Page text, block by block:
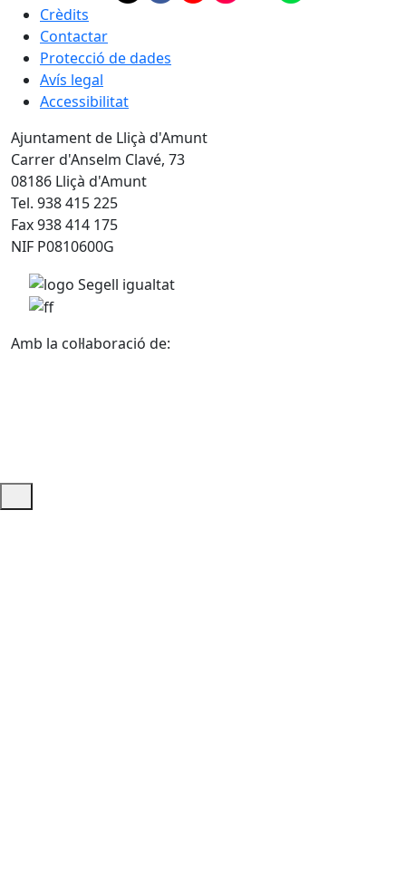
Crèdits
Contactar
Protecció de dades
Avís legal
Accessibilitat
Ajuntament de Lliçà d'Amunt
Carrer d'Anselm Clavé, 73
08186 Lliçà d'Amunt
Tel. 938 415 225
Fax 938 414 175
NIF P0810600G
Amb la col·laboració de:
Ajuda i accés ràpid